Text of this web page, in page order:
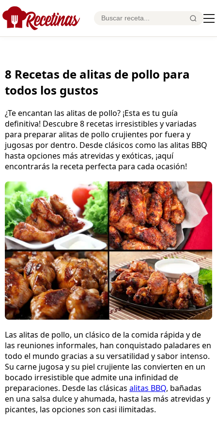
8 Recetas de alitas de pollo para
todos los gustos
¿Te encantan las alitas de pollo? ¡Esta es tu guía
definitiva! Descubre 8 recetas irresistibles y variadas
para preparar alitas de pollo crujientes por fuera y
jugosas por dentro. Desde clásicos como las alitas BBQ
hasta opciones más atrevidas y exóticas, ¡aquí
encontrarás la receta perfecta para cada ocasión!
Las alitas de pollo, un clásico de la comida rápida y de
las reuniones informales, han conquistado paladares en
todo el mundo gracias a su versatilidad y sabor intenso.
Su carne jugosa y su piel crujiente las convierten en un
bocado irresistible que admite una infinidad de
preparaciones. Desde las clásicas alitas BBQ, bañadas
en una salsa dulce y ahumada, hasta las más atrevidas y
picantes, las opciones son casi ilimitadas.